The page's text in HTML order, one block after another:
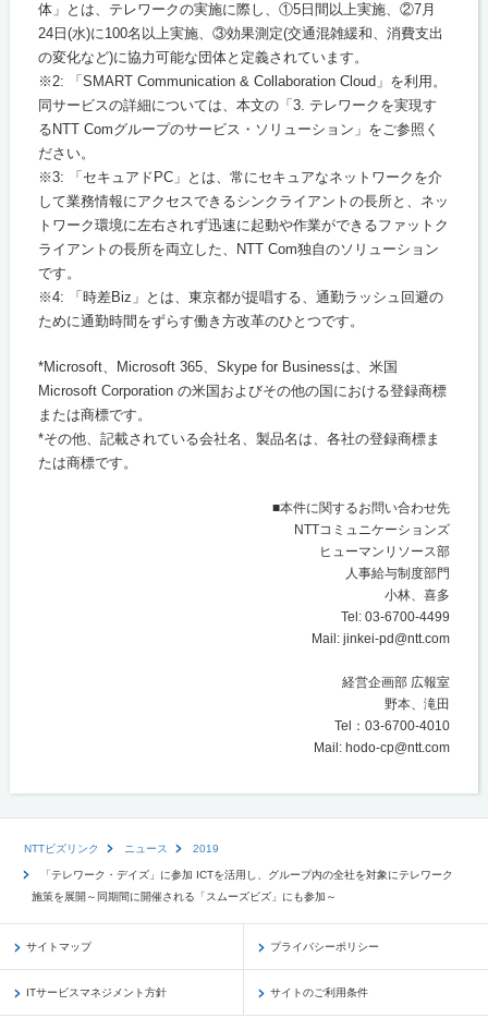
体」とは、テレワークの実施に際し、①5日間以上実施、②7月
24日(水)に100名以上実施、③効果測定(交通混雑緩和、消費支出
の変化など)に協力可能な団体と定義されています。
※2: 「SMART Communication & Collaboration Cloud」を利用。
同サービスの詳細については、本文の「3. テレワークを実現す
るNTT Comグループのサービス・ソリューション」をご参照く
ださい。
※3: 「セキュアドPC」とは、常にセキュアなネットワークを介
して業務情報にアクセスできるシンクライアントの長所と、ネッ
トワーク環境に左右されず迅速に起動や作業ができるファットク
ライアントの長所を両立した、NTT Com独自のソリューション
です。
※4: 「時差Biz」とは、東京都が提唱する、通勤ラッシュ回避の
ために通勤時間をずらす働き方改革のひとつです。
*Microsoft、Microsoft 365、Skype for Businessは、米国
Microsoft Corporation の米国およびその他の国における登録商標
または商標です。
*その他、記載されている会社名、製品名は、各社の登録商標ま
たは商標です。
■本件に関するお問い合わせ先
NTTコミュニケーションズ
ヒューマンリソース部
人事給与制度部門
小林、喜多
Tel: 03-6700-4499
Mail: jinkei-pd@ntt.com
経営企画部 広報室
野本、滝田
Tel：03-6700-4010
Mail: hodo-cp@ntt.com
NTTビズリンク ニュース 2019
「テレワーク・デイズ」に参加 ICTを活用し、グループ内の全社を対象にテレワーク
施策を展開～同期間に開催される「スムーズビズ」にも参加～
サイトマップ プライバシーポリシー
ITサービスマネジメント方針 サイトのご利用条件